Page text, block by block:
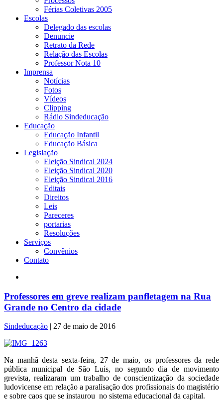
Férias Coletivas 2005
Escolas
Delegado das escolas
Denuncie
Retrato da Rede
Relação das Escolas
Professor Nota 10
Imprensa
Notícias
Fotos
Vídeos
Clipping
Rádio Sindeducação
Educação
Educação Infantil
Educação Básica
Legislação
Eleição Sindical 2024
Eleição Sindical 2020
Eleição Sindical 2016
Editais
Direitos
Leis
Pareceres
portarias
Resoluções
Serviços
Convênios
Contato
Professores em greve realizam panfletagem na Rua
Grande no Centro da cidade
Sindeducação | 27 de maio de 2016
Na manhã desta sexta-feira, 27 de maio, os professores da rede
pública municipal de São Luís, no segundo dia de movimento
grevista, realizaram um trabalho de conscientização da sociedade
ludovicense em relação a paralisação dos profissionais do magistério
e sobre caos que se instaurou no sistema educacional da capital.